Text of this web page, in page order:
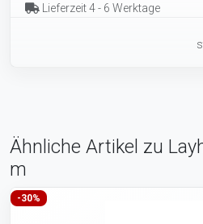
Lieferzeit 4 - 6 Werktage
Ähnliche Artikel zu
m
-30%